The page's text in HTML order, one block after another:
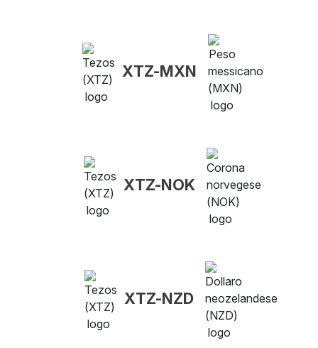
XTZ-MXN
XTZ-NOK
XTZ-NZD